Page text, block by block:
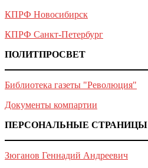
КПРФ Новосибирск
КПРФ Санкт-Петербург
ПОЛИТПРОСВЕТ
Библиотека газеты "Революция"
Документы компартии
ПЕРСОНАЛЬНЫЕ СТРАНИЦЫ
Зюганов Геннадий Андреевич